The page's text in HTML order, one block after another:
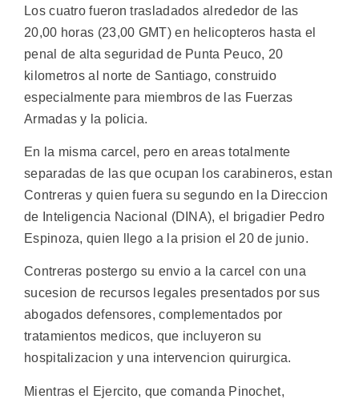
Los cuatro fueron trasladados alrededor de las
20,00 horas (23,00 GMT) en helicopteros hasta el
penal de alta seguridad de Punta Peuco, 20
kilometros al norte de Santiago, construido
especialmente para miembros de las Fuerzas
Armadas y la policia.
En la misma carcel, pero en areas totalmente
separadas de las que ocupan los carabineros, estan
Contreras y quien fuera su segundo en la Direccion
de Inteligencia Nacional (DINA), el brigadier Pedro
Espinoza, quien llego a la prision el 20 de junio.
Contreras postergo su envio a la carcel con una
sucesion de recursos legales presentados por sus
abogados defensores, complementados por
tratamientos medicos, que incluyeron su
hospitalizacion y una intervencion quirurgica.
Mientras el Ejercito, que comanda Pinochet,